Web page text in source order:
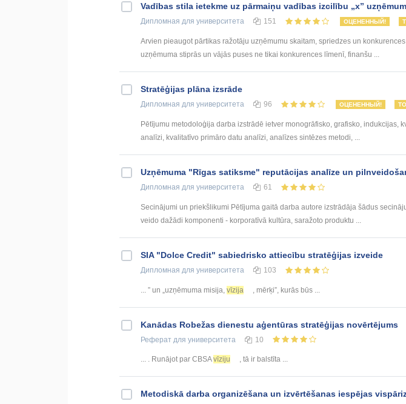
Vadības stila ietekme uz pārmaiņu vadības izcilību „x”
Дипломная для университета 151 ОЦЕНЕННЫЙ!
Arvien pieaugot pārtikas ražotāju uzņēmumu skaitam, spriedzes un
uzņēmuma stiprās un vājās puses ne tikai konkurences līmenī, finanšu ...
Stratēģijas plāna izsrāde
Дипломная для университета 96 ОЦЕНЕННЫЙ!
Pētījumu metodoloģija darba izstrādē ietver monogrāfisko, grafisko, indukcijas,
analīzi, kvalitatīvo primāro datu analīzi, analīzes sintēzes metodi, ...
Uzņēmuma "Rīgas satiksme" reputācijas analīze un
Дипломная для университета 61
Secinājumi un priekšlikumi Pētījuma gaitā darba autore izstrādāja šādus
veido dažādi komponenti - korporatīvā kultūra, saražoto produktu ...
SIA "Dolce Credit" sabiedrisko attiecību stratēģijas izveide
Дипломная для университета 103
... ” un „uzņēmuma misija, vīzija , mērķi”, kurās būs ...
Kanādas Robežas dienestu aģentūras stratēģijas novērtējums
Реферат для университета 10
... . Runājot par CBSAvīziju , tā ir balstīta ...
Metodiskā darba organizēšana un izvērtēšanas iespējas